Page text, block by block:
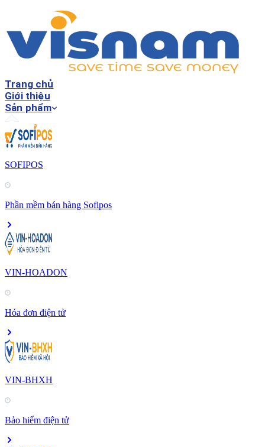
Trang chủ
Giới thiệu
Sản phẩm
SOFIPOS
Phần mềm bán hàng Sofipos
VIN-HOADON
Hóa đơn điện tử
VIN-BHXH
Bảo hiểm điện tử